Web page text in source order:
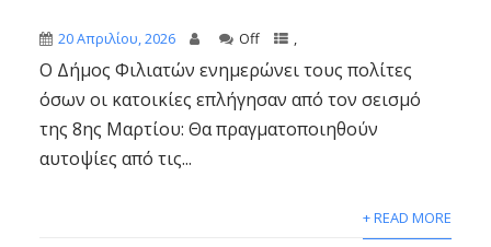
20 Απριλίου, 2026 Off
Ο Δήμος Φιλιατών ενημερώνει τους πολίτες
όσων οι κατοικίες επλήγησαν από τον σεισμό
της 8ης Μαρτίου: Θα πραγματοποιηθούν
αυτοψίες από τις...
+ READ MORE